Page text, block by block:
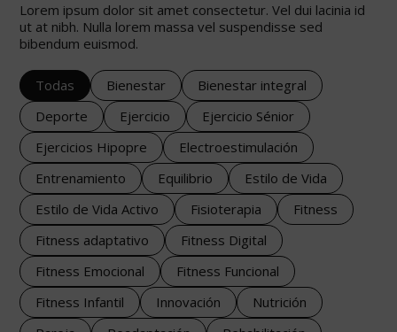
Lorem ipsum dolor sit amet consectetur. Vel dui lacinia id
ut at nibh. Nulla lorem massa vel suspendisse sed
bibendum euismod.
Todas Bienestar
Bienestar integral
Deporte
Ejercicio
Ejercicio Sénior
Ejercicios Hipopre
Electroestimulación
Entrenamiento
Equilibrio
Estilo de Vida
Estilo de Vida Activo
Fisioterapia
Fitness
Fitness adaptativo
Fitness Digital
Fitness Emocional
Fitness Funcional
Fitness Infantil
Innovación
Nutrición